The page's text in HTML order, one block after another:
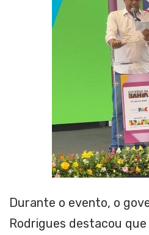
Durante o evento, o
Rodrigues destacou